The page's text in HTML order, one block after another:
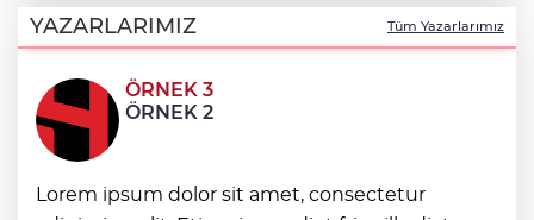
Ordu’da kent mobilyaları yenileniyor
Bursa Osmangazi'de minik ellerden
büyük dayanışma
Manisalıların Akpınar Mesire Alanı özlemi
sona erdi
YAZARLARIMIZ Tüm Yazarlarımız
ÖRNEK 3
ÖRNEK 2
Lorem ipsum dolor sit amet, consectetur